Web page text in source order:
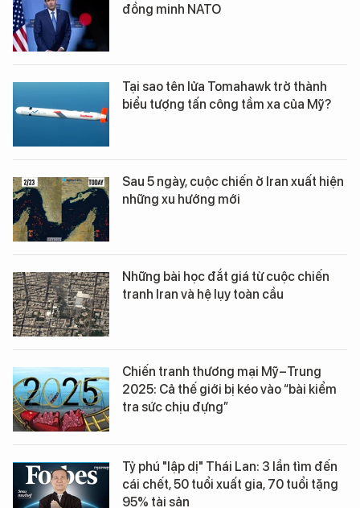
đồng minh NATO
Tại sao tên lửa Tomahawk trở thành
biểu tượng tấn công tầm xa của Mỹ?
Sau 5 ngày, cuộc chiến ở Iran xuất hiện
những xu hướng mới
Những bài học đắt giá từ cuộc chiến
tranh Iran và hệ lụy toàn cầu
Chiến tranh thương mại Mỹ–Trung
2025: Cả thế giới bị kéo vào “bài kiểm
tra sức chịu đựng”
Tỷ phú "lập dị" Thái Lan: 3 lần tìm đến
cái chết, 50 tuổi xuất gia, 70 tuổi tặng
95% tài sản